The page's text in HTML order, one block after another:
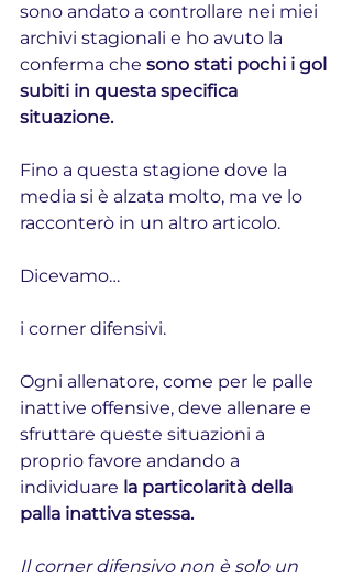
sono andato a controllare nei miei
archivi stagionali e ho avuto la
conferma che sono stati pochi i gol
subiti in questa specifica
situazione.
Fino a questa stagione dove la
media si è alzata molto, ma ve lo
racconterò in un altro articolo.
Dicevamo…
i corner difensivi.
Ogni allenatore, come per le palle
inattive offensive, deve allenare e
sfruttare queste situazioni a
proprio favore andando a
individuare la particolarità della
palla inattiva stessa.
Il corner difensivo non è solo un